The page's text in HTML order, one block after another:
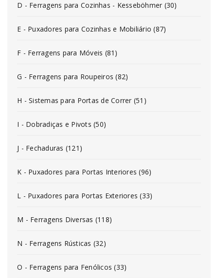
D - Ferragens para Cozinhas - Kesseböhmer (30)
E - Puxadores para Cozinhas e Mobiliário (87)
F - Ferragens para Móveis (81)
G - Ferragens para Roupeiros (82)
H - Sistemas para Portas de Correr (51)
I - Dobradiças e Pivots (50)
J - Fechaduras (121)
K - Puxadores para Portas Interiores (96)
L - Puxadores para Portas Exteriores (33)
M - Ferragens Diversas (118)
N - Ferragens Rústicas (32)
O - Ferragens para Fenólicos (33)